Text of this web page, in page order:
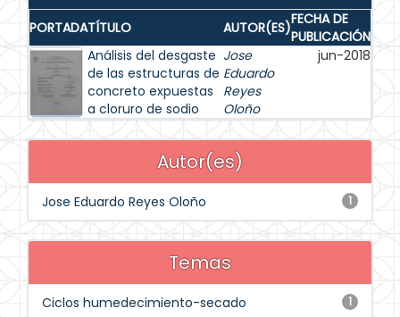
PORTADATÍTULO AUTOR(ES)FECHA DE
PUBLICACIÓN
Análisis del desgaste
de las estructuras de
concreto expuestas
a cloruro de sodio
Jose
Eduardo
Reyes
Oloño
jun-2018
Autor(es)
1
Jose Eduardo Reyes Oloño
Temas
1
Ciclos humedecimiento-secado